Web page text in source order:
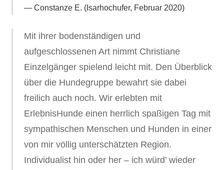
Constanze E. (Isarhochufer, Februar 2020)
Mit ihrer bodenständigen und
aufgeschlossenen Art nimmt Christiane
Einzelgänger spielend leicht mit. Den Überblick
über die Hundegruppe bewahrt sie dabei
freilich auch noch. Wir erlebten mit
ErlebnisHunde einen herrlich spaßigen Tag mit
sympathischen Menschen und Hunden in einer
von mir völlig unterschätzten Region.
Individualist hin oder her – ich würd’ wieder